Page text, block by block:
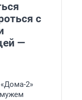
с
—
2»